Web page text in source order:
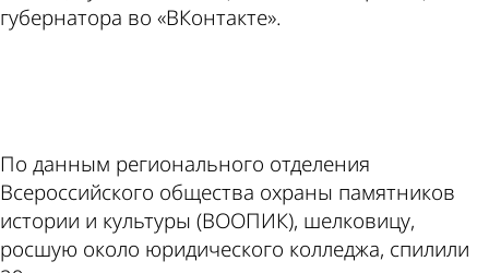
губернатора во «ВКонтакте».
По данным регионального отделения
Всероссийского общества охраны памятников
истории и культуры (ВООПИК), шелковицу,
росшую около юридического колледжа, спилили